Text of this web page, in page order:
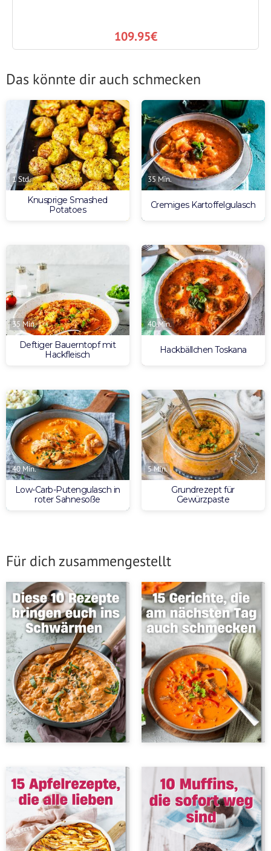
109.95€
Das könnte dir auch schmecken
1 Std.
Knusprige Smashed
Potatoes
35 Min.
Cremiges Kartoffelgulasch
35 Min.
Deftiger Bauerntopf mit
Hackfleisch
40 Min.
Hackbällchen Toskana
40 Min.
Low-Carb-Putengulasch in
roter Sahnesoße
5 Min.
Grundrezept für
Gewürzpaste
Für dich zusammengestellt